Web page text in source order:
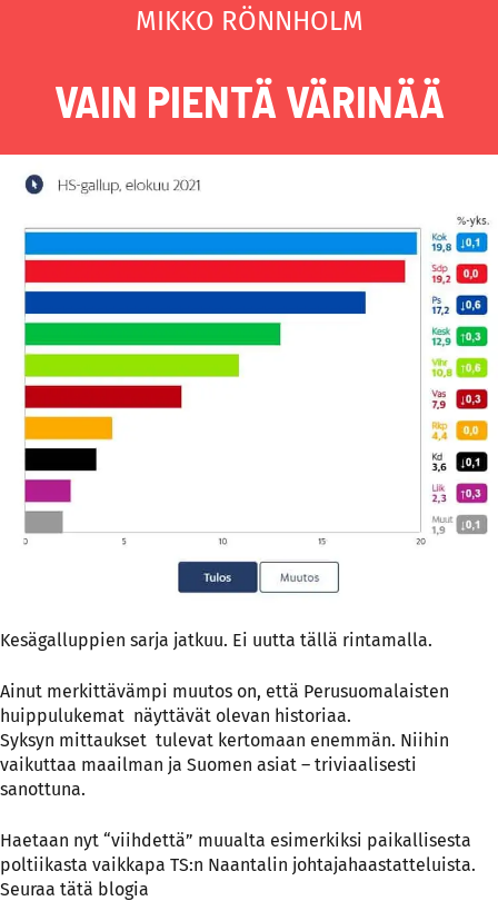
MIKKO RÖNNHOLM
VAIN PIENTÄ VÄRINÄÄ
Kesägalluppien sarja jatkuu. Ei uutta tällä rintamalla.
Ainut merkittävämpi muutos on, että Perusuomalaisten
huippulukemat näyttävät olevan historiaa.
Syksyn mittaukset tulevat kertomaan enemmän. Niihin
vaikuttaa maailman ja Suomen asiat – triviaalisesti
sanottuna.
Haetaan nyt “viihdettä” muualta esimerkiksi paikallisesta
poltiikasta vaikkapa TS:n Naantalin johtajahaastatteluista.
Seuraa tätä blogia